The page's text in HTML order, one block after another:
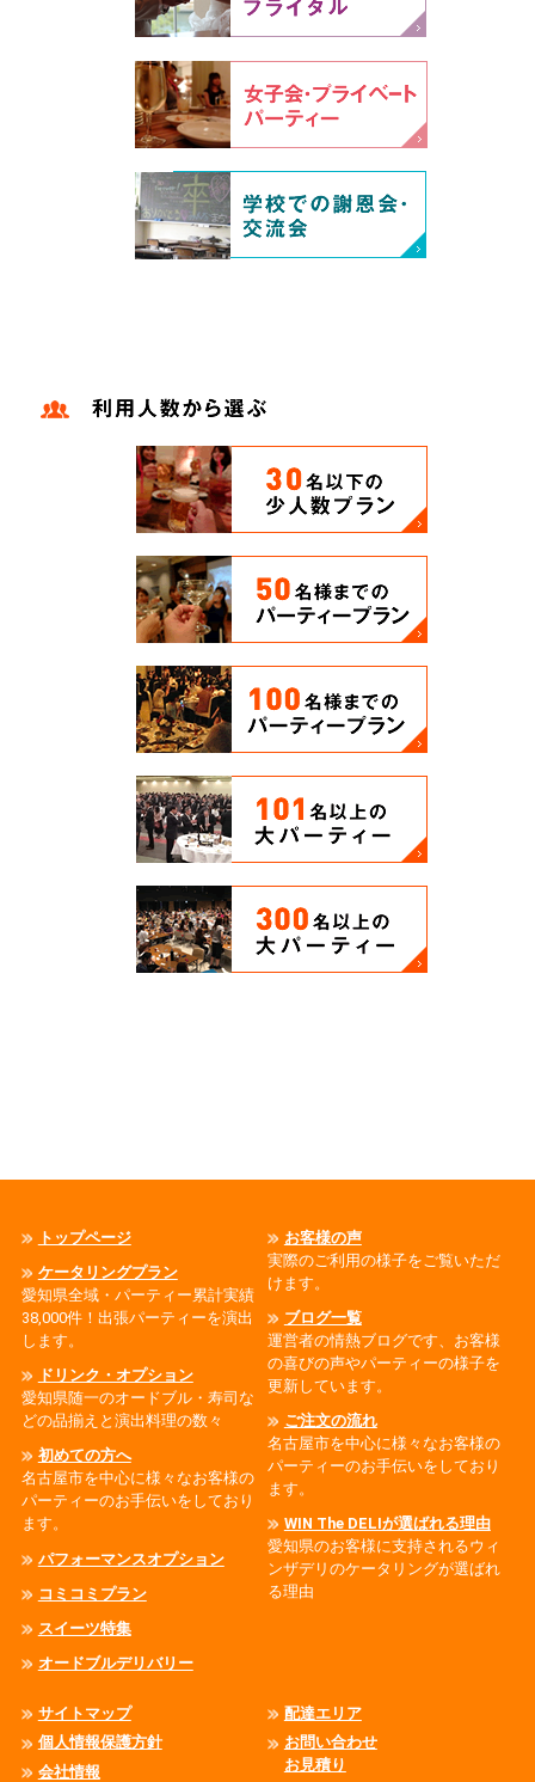
トップページ
ケータリングプラン
愛知県全域・パーティー累計実績
38,000件！出張パーティーを演出
します。
ドリンク・オプション
愛知県随一のオードブル・寿司な
どの品揃えと演出料理の数々
初めての方へ
名古屋市を中心に様々なお客様の
パーティーのお手伝いをしており
ます。
パフォーマンスオプション
コミコミプラン
スイーツ特集
オードブルデリバリー
お客様の声
実際のご利用の様子をご覧いただ
けます。
ブログ一覧
運営者の情熱ブログです、お客様
の喜びの声やパーティーの様子を
更新しています。
ご注文の流れ
名古屋市を中心に様々なお客様の
パーティーのお手伝いをしており
ます。
WIN The DELIが選ばれる理由
愛知県のお客様に支持されるウィ
ンザデリのケータリングが選ばれ
る理由
サイトマップ
個人情報保護方針
会社情報
配達エリア
お問い合わせ
お見積り